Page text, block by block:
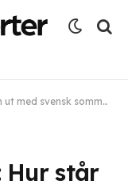
sommar egentligen?
Hur står